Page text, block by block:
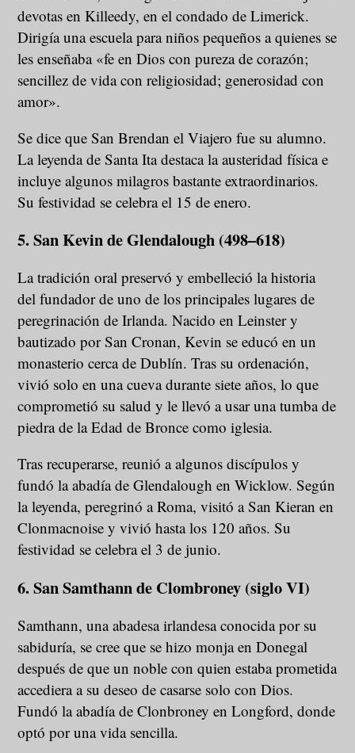
devotas en Killeedy, en el condado de Limerick.
Dirigía una escuela para niños pequeños a quienes se
les enseñaba «fe en Dios con pureza de corazón;
sencillez de vida con religiosidad; generosidad con
amor».
Se dice que San Brendan el Viajero fue su alumno.
La leyenda de Santa Ita destaca la austeridad física e
incluye algunos milagros bastante extraordinarios.
Su festividad se celebra el 15 de enero.
5. San Kevin de Glendalough (498–618)
La tradición oral preservó y embelleció la historia
del fundador de uno de los principales lugares de
peregrinación de Irlanda. Nacido en Leinster y
bautizado por San Cronan, Kevin se educó en un
monasterio cerca de Dublín. Tras su ordenación,
vivió solo en una cueva durante siete años, lo que
comprometió su salud y le llevó a usar una tumba de
piedra de la Edad de Bronce como iglesia.
Tras recuperarse, reunió a algunos discípulos y
fundó la abadía de Glendalough en Wicklow. Según
la leyenda, peregrinó a Roma, visitó a San Kieran en
Clonmacnoise y vivió hasta los 120 años. Su
festividad se celebra el 3 de junio.
6. San Samthann de Clombroney (siglo VI)
Samthann, una abadesa irlandesa conocida por su
sabiduría, se cree que se hizo monja en Donegal
después de que un noble con quien estaba prometida
accediera a su deseo de casarse solo con Dios.
Fundó la abadía de Clonbroney en Longford, donde
optó por una vida sencilla.